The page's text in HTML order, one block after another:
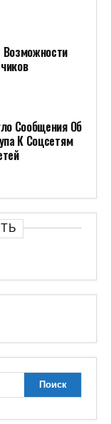
Возможности
Сообщения Об
К Соцсетям